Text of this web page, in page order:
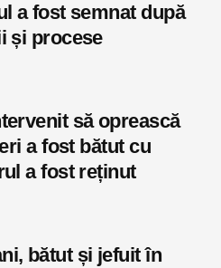
a fost semnat după
și procese
să oprească
a fost bătut cu
a fost reținut
bătut și jefuit în